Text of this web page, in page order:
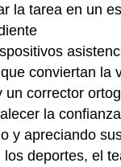
la tarea en un
conviertan la
un corrector
la
y apreciando
los deportes, el